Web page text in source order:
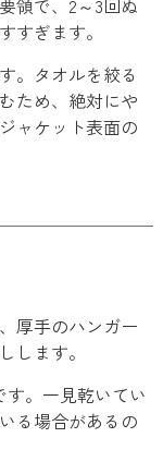
すぎます。
。タオルを絞る
ため、絶対にや
ャケット表面の
厚手のハンガー
します。
。一見乾いてい
る場合があるの